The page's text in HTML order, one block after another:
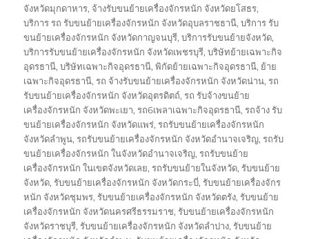
จังหวัดมุกดาหาร, จ้างรับขนย้ายเครื่องจักรหนัก จังหวัดยโสธร,
บริการ รถ รับขนย้ายเครื่องจักรหนัก จังหวัดอุบลราชธานี,บริการ รับ
ขนย้ายเครื่องจักรหนัก จังหวัดกาญจนบุรี,บริการรับขนย้ายจังหวัด,
บริการรับขนย้ายเครื่องจักรหนัก จังหวัดเพชรบุรี,บริษัทย้ายเฉพาะกิจ
อุดรธานี,บริษัทเฉพาะกิจอุดรธานี,พิกัดย้ายเฉพาะกิจอุดรธานี, ย้าย
เฉพาะกิจอุดรธานี,รถ จ้างรับขนย้ายเครื่องจักรหนัก จังหวัดน่าน,รถ
รับขนย้ายเครื่องจักรหนัก จังหวัดอุตรดิตถ์,รถ รับจ้างขนย้าย
เครื่องจักรหนัก จังหวัดพะเยา,รถ6เพลาเฉพาะกิจอุดรธานี,รถจ้าง รับ
ขนย้ายเครื่องจักรหนัก จังหวัดแพร่,รถรับขนย้ายเครื่องจักรหนัก
จังหวัดลำพูน,รถรับขนย้ายเครื่องจักรหนัก จังหวัดอำนาจเจริญ,รถรับ
ขนย้ายเครื่องจักรหนัก ในจังหวัดอำนาจเจริญ,รถรับขนย้าย
เครื่องจักรหนัก ในเขตจังหวัดเลย,รถรับขนย้ายในจังหวัด,รับขนย้าย
จังหวัด,รับขนย้ายเครื่องจักรหนัก จังหวัดกระบี่,รับขนย้ายเครื่องจักร
หนัก จังหวัดชุมพร,รับขนย้ายเครื่องจักรหนัก จังหวัดตรัง,รับขนย้าย
เครื่องจักรหนัก จังหวัดนครศรีธรรมราช,รับขนย้ายเครื่องจักรหนัก
จังหวัดราชบุรี,รับขนย้ายเครื่องจักรหนัก จังหวัดลำปาง,รับขนย้าย